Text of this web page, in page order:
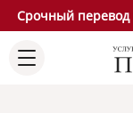
Срочный перевод